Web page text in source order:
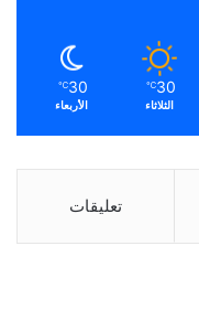
30
℃
الثلاثاء
30
℃
الأربعاء
تعليقات